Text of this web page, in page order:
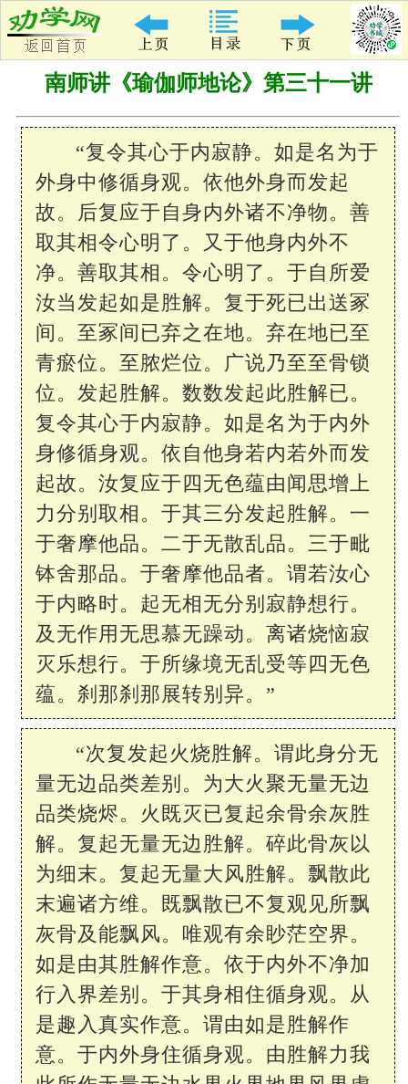
南师讲《瑜伽师地论》第三十一讲
“复令其心于内寂静。如是名为于
外身中修循身观。依他外身而发起
故。后复应于自身内外诸不净物。善
取其相令心明了。又于他身内外不
净。善取其相。令心明了。于自所爱
汝当发起如是胜解。复于死已出送冢
间。至冢间已弃之在地。弃在地已至
青瘀位。至脓烂位。广说乃至至骨锁
位。发起胜解。数数发起此胜解已。
复令其心于内寂静。如是名为于内外
身修循身观。依自他身若内若外而发
起故。汝复应于四无色蕴由闻思增上
力分别取相。于其三分发起胜解。一
于奢摩他品。二于无散乱品。三于毗
钵舍那品。于奢摩他品者。谓若汝心
于内略时。起无相无分别寂静想行。
及无作用无思慕无躁动。离诸烧恼寂
灭乐想行。于所缘境无乱受等四无色
蕴。刹那刹那展转别异。”
“次复发起火烧胜解。谓此身分无
量无边品类差别。为大火聚无量无边
品类烧烬。火既灭已复起余骨余灰胜
解。复起无量无边胜解。碎此骨灰以
为细末。复起无量大风胜解。飘散此
末遍诸方维。既飘散已不复观见所飘
灰骨及能飘风。唯观有余眇茫空界。
如是由其胜解作意。依于内外不净加
行入界差别。于其身相住循身观。从
是趣入真实作意。谓由如是胜解作
意。于内外身住循身观。由胜解力我